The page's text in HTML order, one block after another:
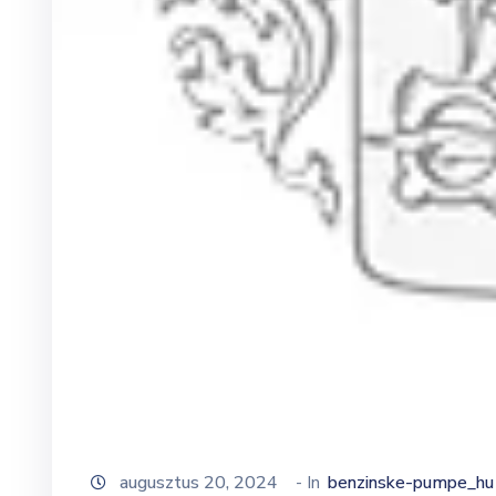
augusztus 20, 2024 - In benzinske-pumpe_hu